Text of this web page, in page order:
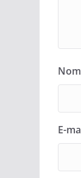
E-